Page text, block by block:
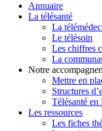
Annuaire
La télésanté
La
Le télésoin
Les chiffres
La
Notre
Mettre en
Structures
Télésanté
Les ressources
Les fiches